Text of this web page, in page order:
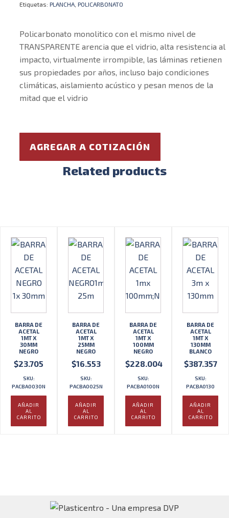
Etiquetas: PLANCHA POLICARBONATO
Policarbonato monolitico con el mismo nivel de
TRANSPARENTE arencia que el vidrio, alta resistencia al
impacto, virtualmente irrompible, las láminas retienen
sus propiedades por años, incluso bajo condiciones
climáticas, aislamiento acústico y pesan menos de la
mitad que el vidrio
AGREGAR A COTIZACIÓN
Related products
BARRA DE
ACETAL
1MT X
30MM
NEGRO
$23.705
SKU:
PACBA0030N
AÑADIR
AL
CARRITO
BARRA DE
ACETAL
1MT X
25MM
NEGRO
$16.553
SKU:
PACBA0025N
AÑADIR
AL
CARRITO
BARRA DE
ACETAL
1MT X
100MM
NEGRO
$228.004
SKU:
PACBA0100N
AÑADIR
AL
CARRITO
BARRA DE
ACETAL
1MT X
130MM
BLANCO
$387.357
SKU:
PACBA0130
AÑADIR
AL
CARRITO